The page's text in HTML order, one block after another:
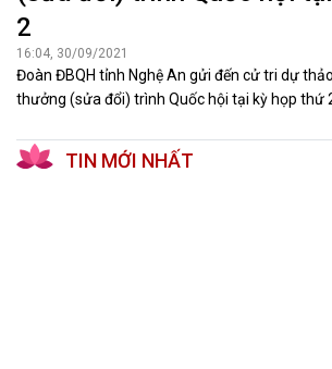
2
16:04, 30/09/2021
Đoàn ĐBQH tỉnh Nghệ An gửi đến cử tri dự
thưởng (sửa đổi) trình Quốc hội tại kỳ họp thứ
TIN MỚI NHẤT